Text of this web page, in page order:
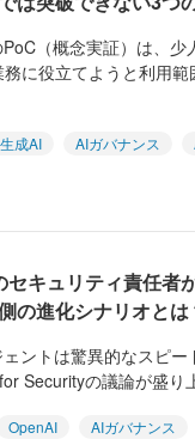
（概念実証）は、少
務に役立てようと利用
生成AI AIガバナンス
キュリティ責任者
の進化シナリオとは
ントは驚異的なスピ
Securityの議論が盛り
OpenAI AIガバナンス